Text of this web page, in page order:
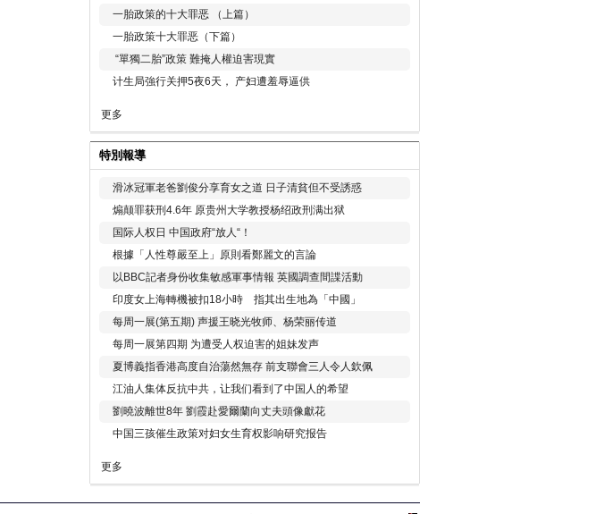
一胎政策的十大罪恶 （上篇）
一胎政策十大罪恶（下篇）
“單獨二胎”政策 難掩人權迫害現實
计生局強行关押5夜6天， 产妇遭羞辱逼供
更多
特別報導
滑冰冠軍老爸劉俊分享育女之道 日子清貧但不受誘惑
煽颠罪获刑4.6年 原贵州大学教授杨绍政刑满出狱
国际人权日 中国政府“放人“！
根據「人性尊嚴至上」原則看鄭麗文的言論
以BBC記者身份收集敏感軍事情報 英國調查間諜活動
印度女上海轉機被扣18小時 指其出生地為「中國」
每周一展(第五期) 声援王晓光牧师、杨荣丽传道
每周一展第四期 为遭受人权迫害的姐妹发声
夏博義指香港高度自治蕩然無存 前支聯會三人令人欽佩
江油人集体反抗中共，让我们看到了中国人的希望
劉曉波離世8年 劉霞赴愛爾蘭向丈夫頭像獻花
中国三孩催生政策对妇女生育权影响研究报告
更多